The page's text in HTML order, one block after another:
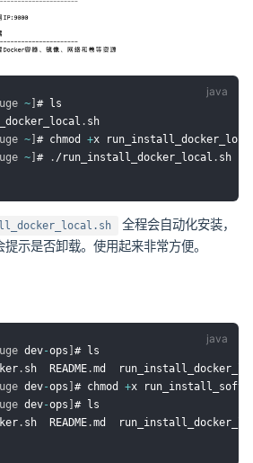
~ # ls
.
~ # chmod +x
~ # . /run_install_docker_local .
全程会自动化安装，
示是否卸载。使用起来非常方便。
dev-ops # ls
. sh  README .md
dev-ops # chmod +x
dev-ops # ls
. sh  README .md